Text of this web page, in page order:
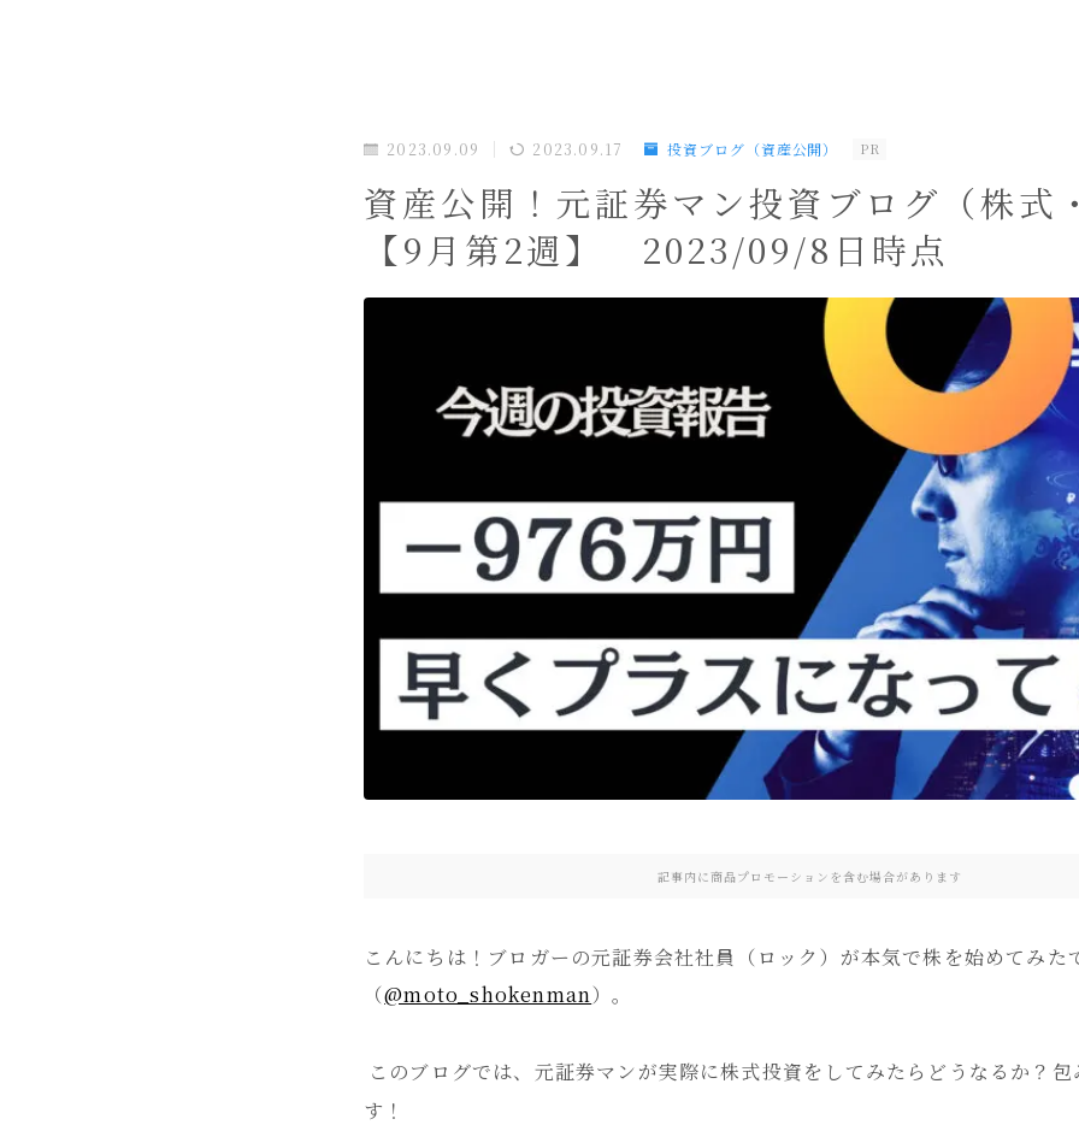
2023.09.09 2023.09.17 投資ブログ（資産公開） PR
資産公開！元証券マン投資ブログ（株式
【9月第2週】 2023/09/8日時点
記事内に商品プロモーションを含む場合があります
こんにちは！ブロガーの元証券会社社員（ロック）が本気で株を始めてみた
（@moto_shokenman）。
このブログでは、元証券マンが実際に株式投資をしてみたらどうなるか？
す！